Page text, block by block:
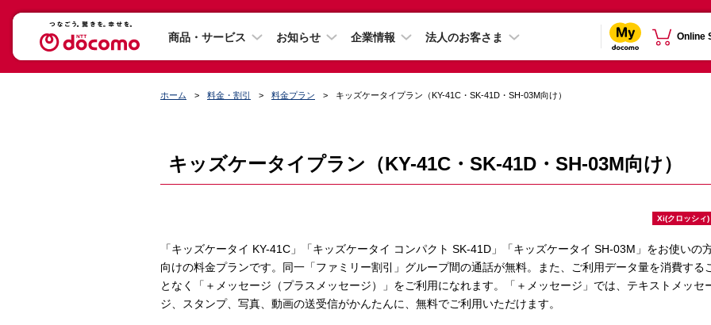
商品・サービス お知らせ 企業情報 法人のお客さま Online
ホーム 料金・割引 料金プラン キッズケータイプラン（KY-41C・SK-41D・SH-03M向け）
キッズケータイプラン（KY-41C・SK-41D・SH-03M向け）
Xi(クロッシィ)
「キッズケータイ KY-41C」「キッズケータイ コンパクト SK-41D」「キッズケータイ SH-03M」をお使いの
向けの料金プランです。同一「ファミリー割引」グループ間の通話が無料。また、ご利用データ量を消費する
となく「＋メッセージ（プラスメッセージ）」をご利用になれます。「＋メッセージ」では、テキストメッセ
ジ、スタンプ、写真、動画の送受信がかんたんに、無料でご利用いただけます。